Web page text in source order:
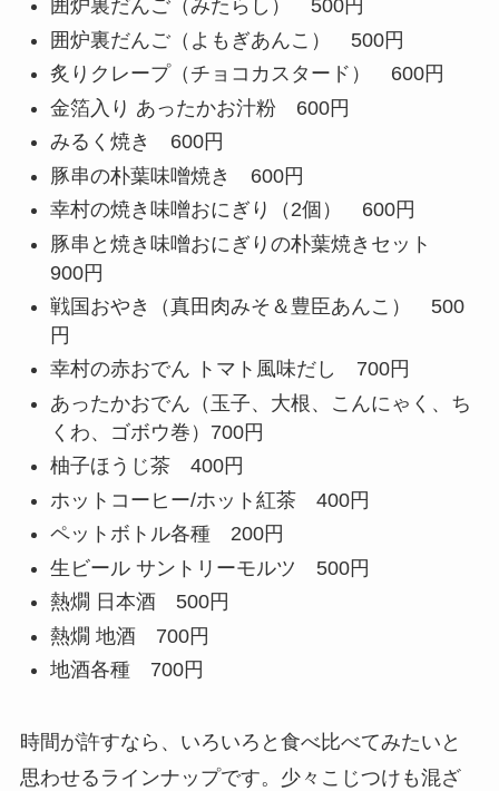
囲炉裏だんご（みたらし）
500円
囲炉裏だんご（よもぎあんこ）
500円
炙りクレープ（チョコカスタード）
600円
金箔入り あったかお汁粉
600円
みるく焼き
600円
豚串の朴葉味噌焼き
600円
幸村の焼き味噌おにぎり（2個）
600円
豚串と焼き味噌おにぎりの朴葉焼きセット
900円
戦国おやき（真田肉みそ＆豊臣あんこ）
500
円
幸村の赤おでん トマト風味だし
700円
あったかおでん（玉子、大根、こんにゃく、ち
くわ、ゴボウ巻） 700円
柚子ほうじ茶
400円
ホットコーヒー/ホット紅茶
400円
ペットボトル各種
200円
生ビール サントリーモルツ
500円
熱燗 日本酒
500円
熱燗 地酒
700円
地酒各種
700円
時間が許すなら、いろいろと食べ比べてみたいと
思わせるラインナップです。少々こじつけも混ざ